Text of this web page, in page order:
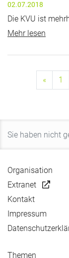
02.07.2018
Die KVU ist
Mehr lesen
« 1
Organisation
Extranet
Kontakt
Impressum
Themen